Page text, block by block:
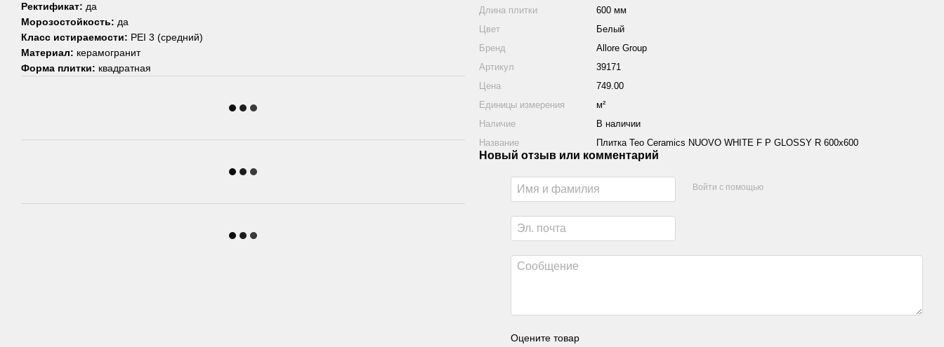
Ректификат: да
Морозостойкость: да
Класс истираемости: PEI 3 (средний)
Материал: керамогранит
Форма плитки: квадратная
Длина плитки
600 мм
Цвет
Белый
Бренд
Allore Group
Артикул
39171
Цена
749.00
Единицы измерения
м²
Наличие
В наличии
Название
Плитка Teo Ceramics NUOVO WHITE F P GLOSSY R 600x600
Новый отзыв или комментарий
Войти с помощью
Оцените товар